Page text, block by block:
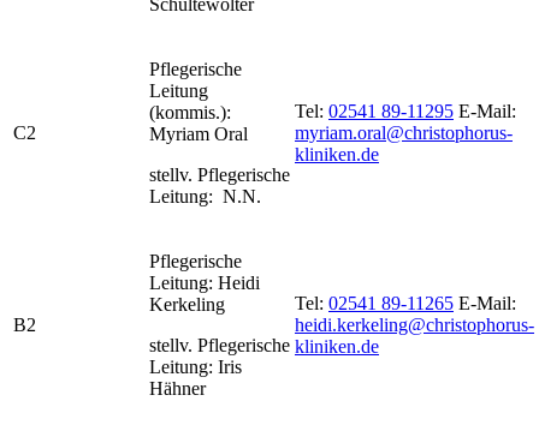
Schultewolter
C2
Pflegerische
Leitung
(kommis.):
Myriam Oral
stellv. Pflegerische
Leitung: N.N.
Tel: 02541 89-11295 E-Mail:
myriam.oral@christophorus-
kliniken.de
B2
Pflegerische
Leitung: Heidi
Kerkeling
stellv. Pflegerische
Leitung: Iris
Hähner
Tel: 02541 89-11265 E-Mail:
heidi.kerkeling@christophorus-
kliniken.de